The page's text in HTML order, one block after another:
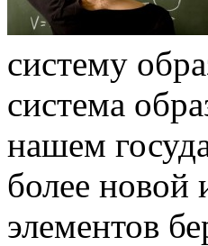
систему
система
нашем
более новой
элементов